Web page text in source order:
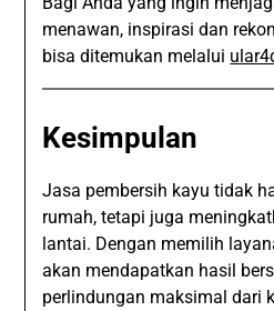
menawan, inspirasi dan
bisa ditemukan melalui
Kesimpulan
Jasa pembersih kayu tidak
rumah, tetapi juga
lantai. Dengan memilih
akan mendapatkan hasil
perlindungan maksimal dari